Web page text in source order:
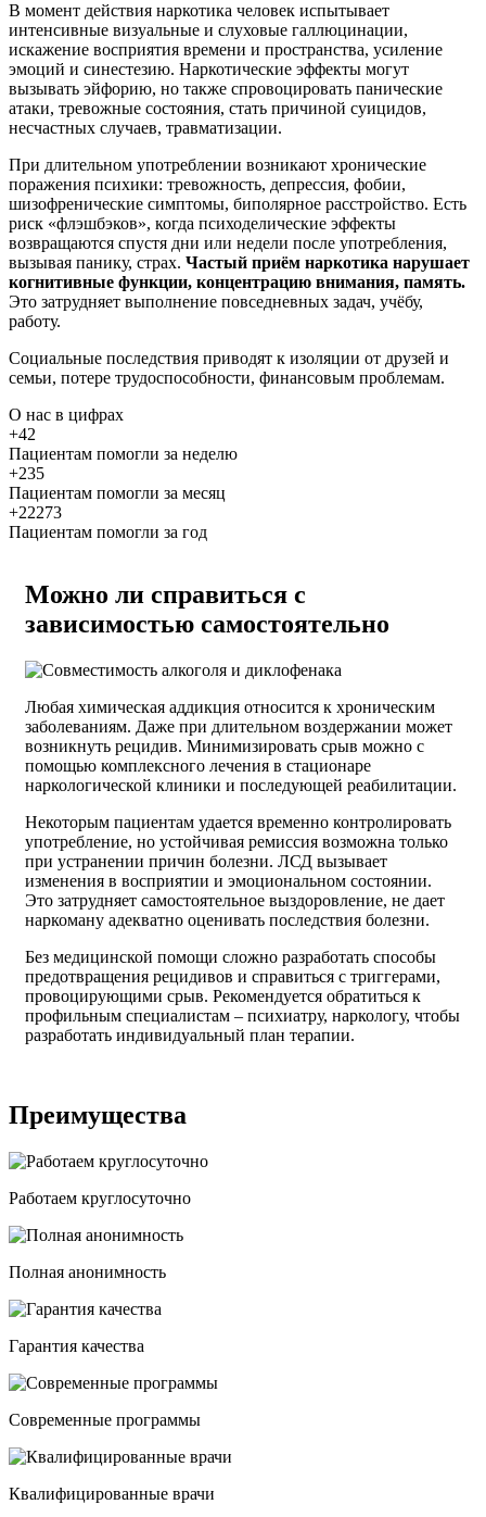
В момент действия наркотика человек испытывает
интенсивные визуальные и слуховые галлюцинации,
искажение восприятия времени и пространства, усиление
эмоций и синестезию. Наркотические эффекты могут
вызывать эйфорию, но также спровоцировать панические
атаки, тревожные состояния, стать причиной суицидов,
несчастных случаев, травматизации.
При длительном употреблении возникают хронические
поражения психики: тревожность, депрессия, фобии,
шизофренические симптомы, биполярное расстройство. Есть
риск «флэшбэков», когда психоделические эффекты
возвращаются спустя дни или недели после употребления,
вызывая панику, страх. Частый приём наркотика нарушает
когнитивные функции, концентрацию внимания, память.
Это затрудняет выполнение повседневных задач, учёбу,
работу.
Социальные последствия приводят к изоляции от друзей и
семьи, потере трудоспособности, финансовым проблемам.
О нас в цифрах
+42
Пациентам помогли за неделю
+235
Пациентам помогли за месяц
+22273
Пациентам помогли за год
Можно ли справиться с
зависимостью самостоятельно
Любая химическая аддикция относится к хроническим
заболеваниям. Даже при длительном воздержании может
возникнуть рецидив. Минимизировать срыв можно с
помощью комплексного лечения в стационаре
наркологической клиники и последующей реабилитации.
Некоторым пациентам удается временно контролировать
употребление, но устойчивая ремиссия возможна только
при устранении причин болезни. ЛСД вызывает
изменения в восприятии и эмоциональном состоянии.
Это затрудняет самостоятельное выздоровление, не дает
наркоману адекватно оценивать последствия болезни.
Без медицинской помощи сложно разработать способы
предотвращения рецидивов и справиться с триггерами,
провоцирующими срыв. Рекомендуется обратиться к
профильным специалистам – психиатру, наркологу, чтобы
разработать индивидуальный план терапии.
Преимущества
Работаем круглосуточно
Полная анонимность
Гарантия качества
Современные программы
Квалифицированные врачи